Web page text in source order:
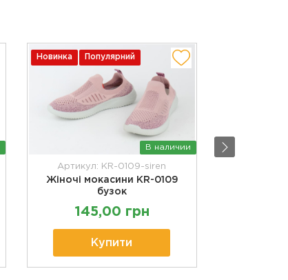
Новинка Популярний
В наличии
Артикул: KR-0109-siren
Жіночі мокасини KR-0109
бузок
145,00 грн
Купити